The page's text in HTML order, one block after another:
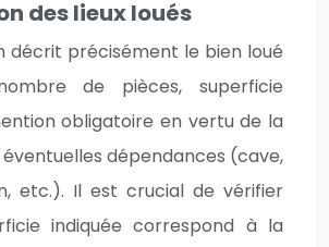
des lieux loués
décrit précisément le bien loué
de pièces, superficie
obligatoire en vertu de la
dépendances (cave,
etc.). Il est crucial de vérifier
indiquée correspond à la